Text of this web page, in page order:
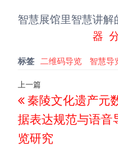
智慧展馆里智慧讲解
器
标签 二维码导览 智慧导
文
章
导
航
上
一
篇
文
上一篇
秦陵文化遗产元
据表达规范与语音
览研究